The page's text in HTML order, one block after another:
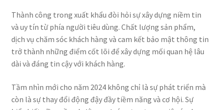
Thành công trong xuất khẩu đòi hỏi sự xây dựng niềm tin
và uy tín từ phía người tiêu dùng. Chất lượng sản phẩm,
dịch vụ chăm sóc khách hàng và cam kết bảo mật thông tin
trở thành những điểm cốt lõi để xây dựng mối quan hệ lâu
dài và đáng tin cậy với khách hàng.
Tầm nhìn mới cho năm 2024 không chỉ là sự phát triển mà
còn là sự thay đổi động đậy đầy tiềm năng và cơ hội. Sự